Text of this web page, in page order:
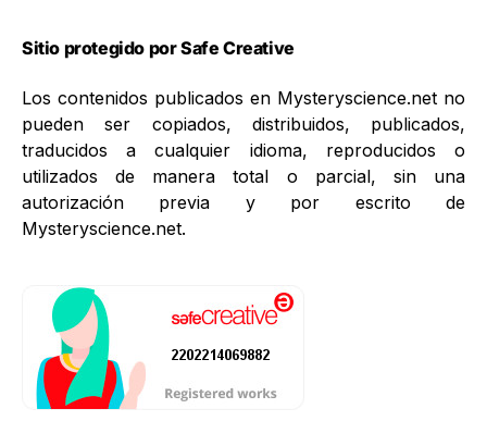
Sitio protegido por Safe Creative
Los contenidos publicados en Mysteryscience.net no
pueden ser copiados, distribuidos, publicados,
traducidos a cualquier idioma, reproducidos o
utilizados de manera total o parcial, sin una
autorización previa y por escrito de
Mysteryscience.net.